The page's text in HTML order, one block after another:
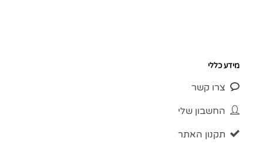
מידע כללי
צרו קשר
החשבון שלי
תקנון האתר